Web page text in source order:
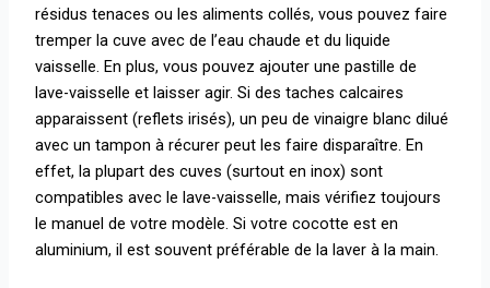
résidus tenaces ou les aliments collés, vous pouvez faire
tremper la cuve avec de l’eau chaude et du liquide
vaisselle. En plus, vous pouvez ajouter une pastille de
lave-vaisselle et laisser agir. Si des taches calcaires
apparaissent (reflets irisés), un peu de vinaigre blanc dilué
avec un tampon à récurer peut les faire disparaître. En
effet, la plupart des cuves (surtout en inox) sont
compatibles avec le lave-vaisselle, mais vérifiez toujours
le manuel de votre modèle. Si votre cocotte est en
aluminium, il est souvent préférable de la laver à la main.